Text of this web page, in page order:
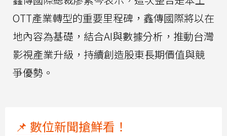
OTT產業轉型的重要里程碑，鑫傳國際將以在
地內容為基礎，結合AI與數據分析，推動台灣
影視產業升級，持續創造股東長期價值與競
爭優勢。
📌 數位新聞搶鮮看！